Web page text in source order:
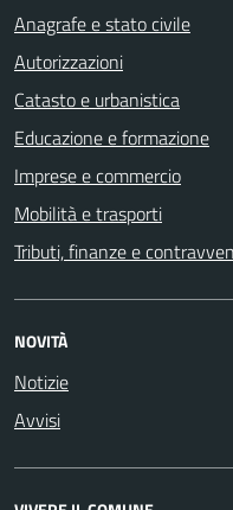
Anagrafe e stato civile
Autorizzazioni
Catasto e urbanistica
Educazione e formazione
Imprese e commercio
Mobilità e trasporti
Tributi, finanze e
NOVITÀ
Notizie
Avvisi